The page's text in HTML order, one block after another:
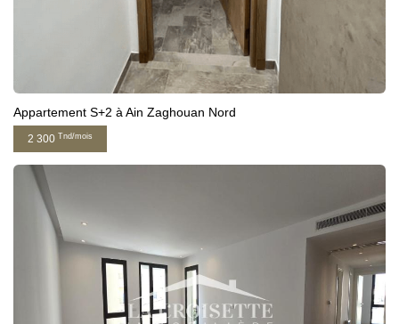
Appartement S+2 à Ain Zaghouan Nord
2 300 Tnd/mois